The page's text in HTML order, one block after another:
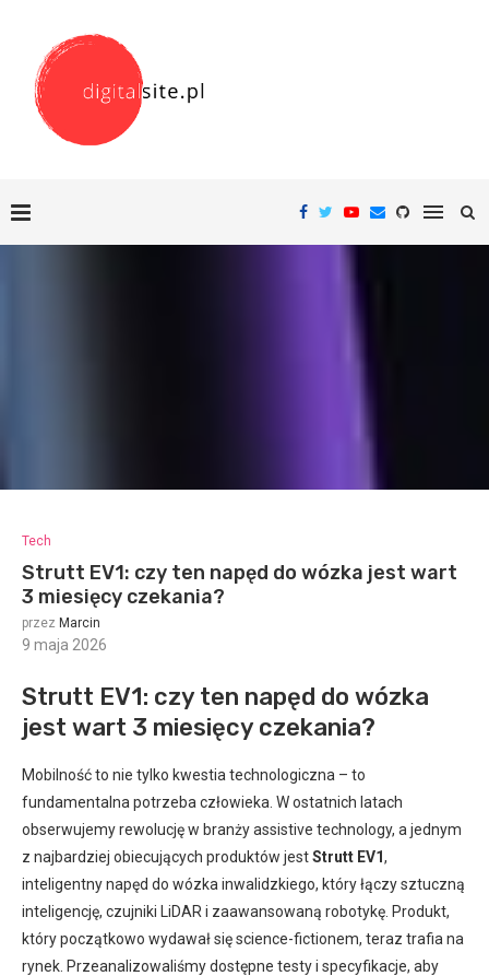
Tech
Strutt EV1: czy ten napęd do wózka jest wart
3 miesięcy czekania?
przez Marcin
9 maja 2026
Strutt EV1: czy ten napęd do wózka
jest wart 3 miesięcy czekania?
Mobilność to nie tylko kwestia technologiczna – to
fundamentalna potrzeba człowieka. W ostatnich latach
obserwujemy rewolucję w branży assistive technology, a jednym
z najbardziej obiecujących produktów jestStrutt EV1,
inteligentny napęd do wózka inwalidzkiego, który łączy sztuczną
inteligencję, czujniki LiDAR i zaawansowaną robotykę. Produkt,
który początkowo wydawał się science-fictionem, teraz trafia na
rynek. Przeanalizowaliśmy dostępne testy i specyfikacje, aby